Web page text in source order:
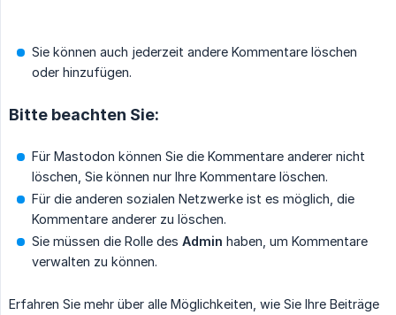
Sie können auch jederzeit andere Kommentare löschen
oder hinzufügen.
Bitte beachten Sie:
Für Mastodon können Sie die Kommentare anderer nicht
löschen, Sie können nur Ihre Kommentare löschen.
Für die anderen sozialen Netzwerke ist es möglich, die
Kommentare anderer zu löschen.
Sie müssen die Rolle des Admin haben, um Kommentare
verwalten zu können.
Erfahren Sie mehr über alle Möglichkeiten, wie Sie Ihre Beiträge